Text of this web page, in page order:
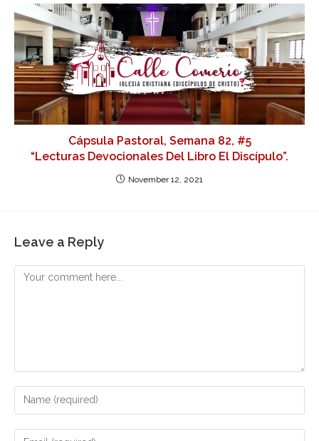
Cápsula Pastoral, Semana 82, #5
“Lecturas Devocionales Del Libro El Discípulo”.
November 12, 2021
Leave a Reply